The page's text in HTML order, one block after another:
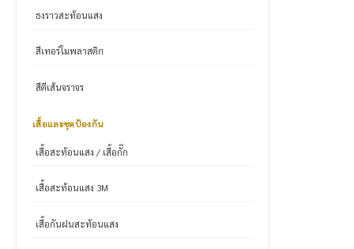
ธงราวสะท้อนแสง
สีเทอร์โมพลาสติก
สีตีเส้นจราจร
เสื้อและชุดป้องกัน
เสื้อสะท้อนแสง / เสื้อกั๊ก
เสื้อสะท้อนแสง 3M
เสื้อกันฝนสะท้อนแสง